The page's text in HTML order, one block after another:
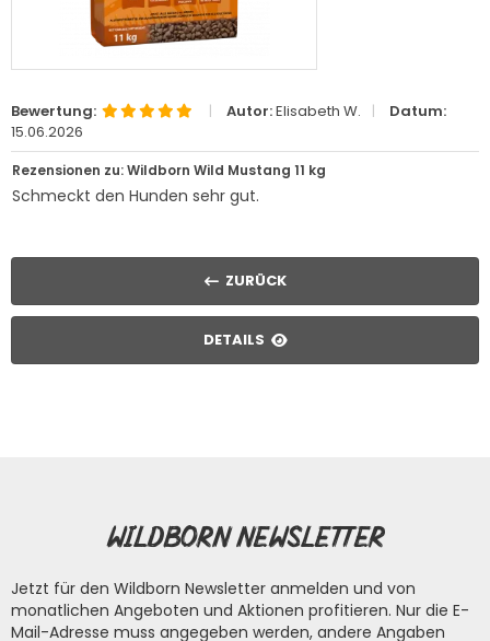
Bewertung: | Autor:Elisabeth W. |
Datum:
15.06.2026
Rezensionen zu: Wildborn Wild Mustang 11 kg
Schmeckt den Hunden sehr gut.
ZURÜCK
DETAILS
Wildborn Newsletter
Jetzt für den Wildborn Newsletter anmelden und von
monatlichen Angeboten und Aktionen profitieren. Nur die E-
Mail-Adresse muss angegeben werden, andere Angaben